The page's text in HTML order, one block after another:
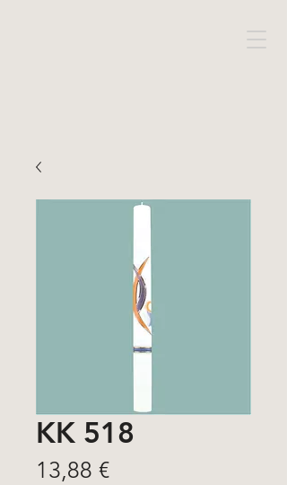
KK 518
13,88 €Price